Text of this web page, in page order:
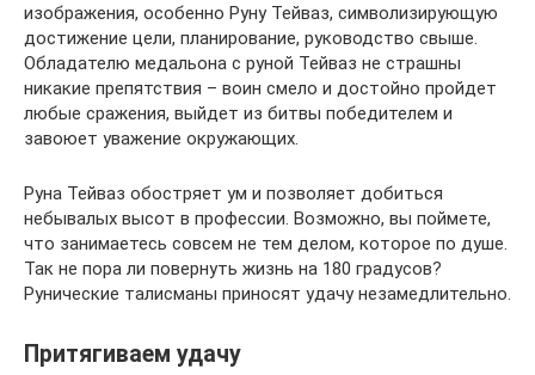
изображения, особенно Руну Тейваз, символизирующую
достижение цели, планирование, руководство свыше.
Обладателю медальона с руной Тейваз не страшны
никакие препятствия – воин смело и достойно пройдет
любые сражения, выйдет из битвы победителем и
завоюет уважение окружающих.
Руна Тейваз обостряет ум и позволяет добиться
небывалых высот в профессии. Возможно, вы поймете,
что занимаетесь совсем не тем делом, которое по душе.
Так не пора ли повернуть жизнь на 180 градусов?
Рунические талисманы приносят удачу незамедлительно.
Притягиваем удачу